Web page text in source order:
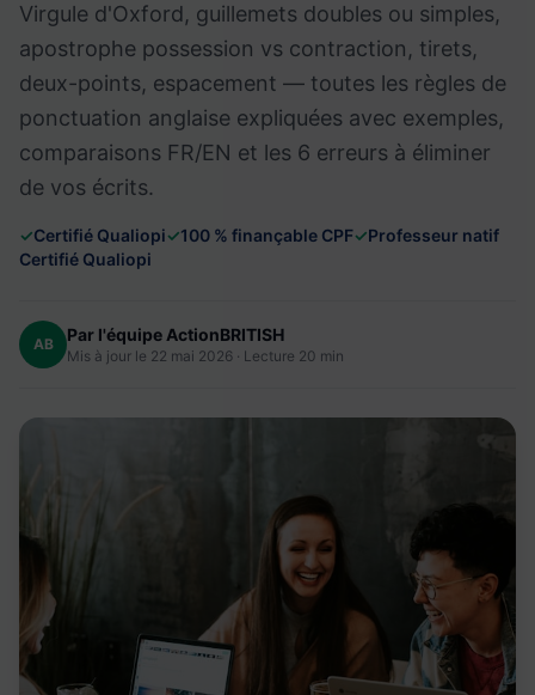
Virgule d'Oxford, guillemets doubles ou simples,
apostrophe possession vs contraction, tirets,
deux-points, espacement — toutes les règles de
ponctuation anglaise expliquées avec exemples,
comparaisons FR/EN et les 6 erreurs à éliminer
de vos écrits.
✓Certifié Qualiopi✓100 % finançable CPF✓Professeur natif
Certifié Qualiopi
AB Par l'équipe ActionBRITISH
Mis à jour le 22 mai 2026 · Lecture 20 min